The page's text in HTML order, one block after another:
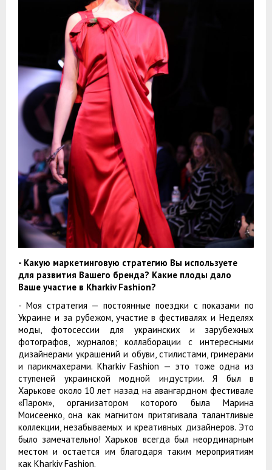
- Какую маркетинговую стратегию Вы используете
для развития Вашего бренда? Какие плоды дало
Ваше участие в Kharkiv Fashion?
- Моя стратегия — постоянные поездки с показами по
Украине и за рубежом, участие в фестивалях и Неделях
моды, фотосессии для украинских и зарубежных
фотографов, журналов; коллаборации с интересными
дизайнерами украшений и обуви, стилистами, гримерами
и парикмахерами. Kharkiv Fashion — это тоже одна из
ступеней украинской модной индустрии. Я был в
Харькове около 10 лет назад на авангардном фестивале
«Паром», организатором которого была Марина
Моисеенко, она как магнитом притягивала талантливые
коллекции, незабываемых и креативных дизайнеров. Это
было замечательно! Харьков всегда был неординарным
местом и остается им благодаря таким мероприятиям
как Kharkiv Fashion.